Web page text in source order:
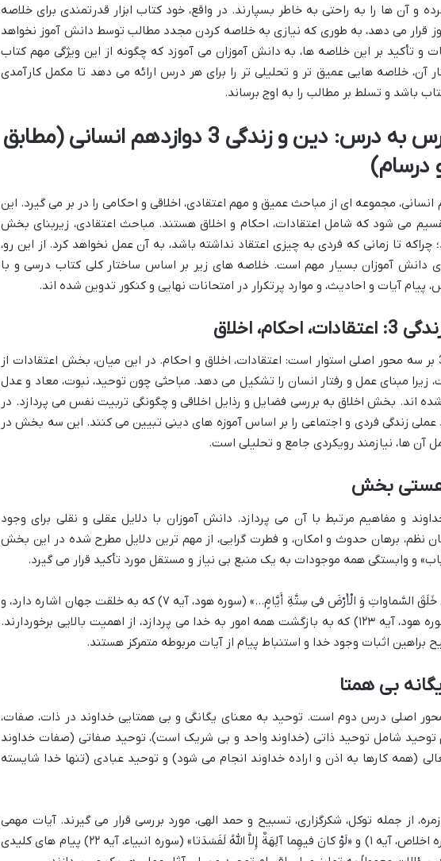
و آن ها را به راحتی به خاطر بسپارند. در واقع، خود کتاب ابزار قدرتمندی برای خلاصه
قرار می دهد، به طوری که نیازی به خلاصه کردن مجدد مطالب توسط دانش آموز نخواهد
و تأکید بر این خلاصه ها، به دانش آموزان می آموزد که چگونه از این ویژگی مهم کتاب
آن، خلاصه هایی عمیق تر و تحلیلی تر را برای هر درس ارائه می دهد تا مکمل کارآمدی
باشد و تسلط بر مطالب را به اوج برساند.
خلاصه جامع و درس به درس: دین و زندگی 3 دوازدهم انسانی (مطابق
درسام)
زندگی 3 دوازدهم انسانی، مجموعه ای از مباحث عمیق و مهم اعتقادی، اخلاقی و احکامی را در بر می گیرد. این
می شود که شامل اعتقادات، احکام و اخلاق هستند. مباحث اعتقادی، زیربنای بخش
تا زمانی که فردی به چیزی اعتقاد نداشته باشد، به آن عمل نخواهد کرد. از این رو،
دانش آموزان بسیار مهم است. خلاصه های زیر بر اساس ساختار کلی کتاب درسی و با
پیام آیات و احادیث، و موارد پرتکرار در امتحانات نهایی و کنکور تدوین شده اند.
اخلاق
محتوای کتاب دین و زندگی 3 بر سه محور اصلی استوار است: اعتقادات، اخلاق و احکام. در این میان، بخش اعتقادات از
زیرا مبنای عمل و رفتار انسان را تشکیل می دهد. مباحثی چون توحید، نبوت، معاد و عدل
اند. بخش اخلاق به بررسی فضایل و رذایل اخلاقی و چگونگی تربیت نفس می پردازد. در
عملی زندگی فردی و اجتماعی را بر اساس آموزه های دینی تبیین می کنند. این سه بخش در
آن ها، نیازمند رویکردی جامع و تحلیلی است.
هستی بخش
و مفاهیم مرتبط با آن می پردازد. دانش آموزان با دلایل عقلی و نقلی برای وجود
نظم، برهان حدوث و امکان، و فطرت گرایی، از مهم ترین دلایل مطرح شده در این بخش
و وابستگی همه موجودات به یک منبع بی نیاز و مستقل مورد تأکید قرار می گیرد.
آیات کلیدی مانند: «هو الَّذی خَلَقَ السَّماواتِ وَ الْأَرْضَ فی سِتَّةِ أَیَّامٍ…» (سوره هود، آیه ۷) که به خلقت جهان اشاره دارد، و
«وَ إِلَیْهِ یُرْجَعُ الْأَمْرُ کُلُّهُ…» (سوره هود، آیه ۱۲۳) که به بازگشت همه امور به خدا می پردازد، از اهمیت بالایی برخوردارند.
براهین اثبات وجود خدا و استنباط پیام از آیات مربوطه متمرکز هستند.
بی همتا
اصلی درس دوم است. توحید به معنای یگانگی و بی همتایی خداوند در ذات، صفات،
توحید شامل توحید ذاتی (خداوند واحد و بی شریک است)، توحید صفاتی (صفات خداوند
(همه کارها به اذن و اراده خداوند انجام می شود) و توحید عبادی (تنها خدا شایسته
از جمله توکل، شکرگزاری، تسبیح و حمد الهی، مورد بررسی قرار می گیرند. آیات مهمی
مانند «قُلْ هُوَ اللَّهُ أَحَدٌ» (سوره اخلاص، آیه ۱) و «لَوْ کانَ فیهِما آلِهَةٌ إِلاَّ اللَّهُ لَفَسَدَتا» (سوره انبیاء، آیه ۲۲) پیام های کلیدی